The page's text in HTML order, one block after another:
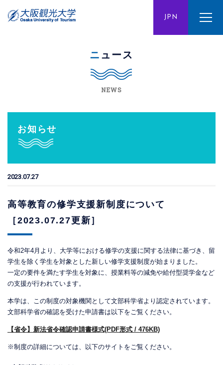
JPN
ENG CHN
ニュース
NEWS
お知らせ
2023.07.27
高等教育の修学支援新制度について
［2023.07.27更新］
令和2年4月より、大学等における修学の支援に関する法律に基づき、留
学生を除く学生を対象とした新しい修学支援制度が始まりました。
一定の要件を満たす学生を対象に、授業料等の減免や給付型奨学金など
の支援が行われています。
本学は、この制度の対象機関として文部科学省より認定されています。
文部科学省の確認を受けた申請書は以下をご覧ください。
【省令】新法省令確認申請書様式(PDF形式 / 476KB)
※制度の詳細については、以下のサイトをご覧ください。